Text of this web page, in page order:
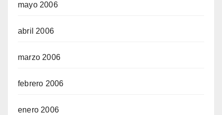
mayo 2006
abril 2006
marzo 2006
febrero 2006
enero 2006